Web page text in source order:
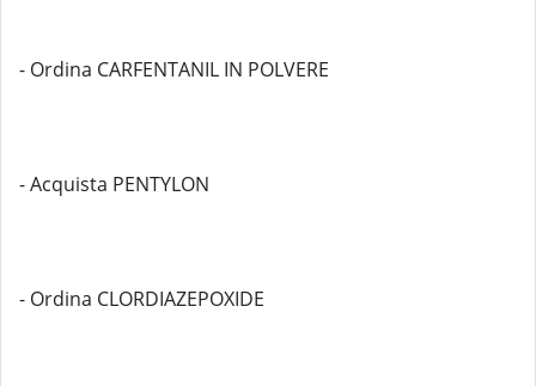
- Ordina CARFENTANIL IN POLVERE
- Acquista PENTYLON
- Ordina CLORDIAZEPOXIDE